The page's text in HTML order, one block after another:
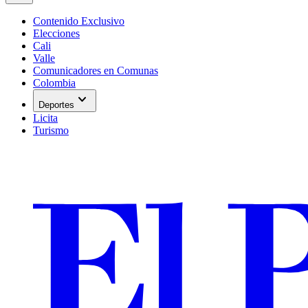
Contenido Exclusivo
Elecciones
Cali
Valle
Comunicadores en Comunas
Colombia
Deportes expand_more
Licita
Turismo